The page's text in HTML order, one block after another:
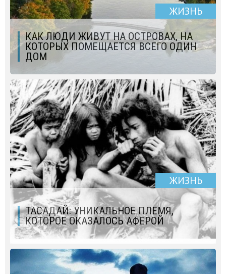
ЖИЗНЬ
КАК ЛЮДИ ЖИВУТ НА ОСТРОВАХ, НА
КОТОРЫХ ПОМЕЩАЕТСЯ ВСЕГО ОДИН
ДОМ
ЖИЗНЬ
ТАСАДАЙ: УНИКАЛЬНОЕ ПЛЕМЯ,
КОТОРОЕ ОКАЗАЛОСЬ АФЕРОЙ